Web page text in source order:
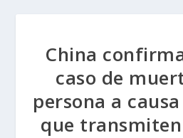
China
caso de
persona a
que